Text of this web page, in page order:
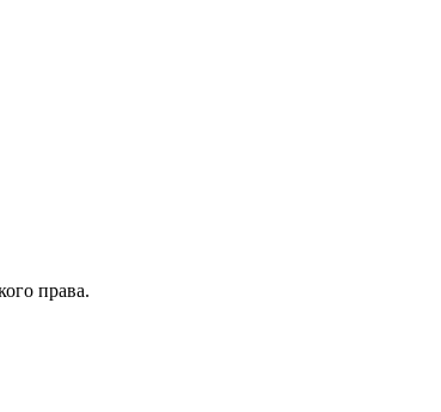
права.